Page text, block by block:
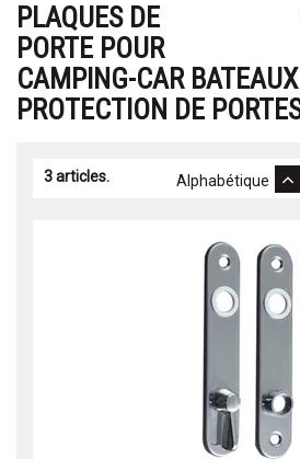
PLAQUES DE
PORTE POUR
CAMPING-CAR
PROTECTION DE
3 articles. Alphabétique